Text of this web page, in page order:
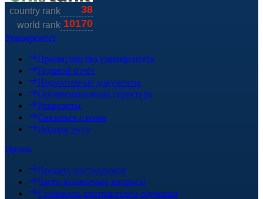
Университет
Преимущества университета
Годовой отчёт
Нормативные документы
Организационная структура
Реквизиты
Связаться с нами
Нордик путь
Прием
Процесс поступления
Часто задаваемые вопросы
Стоимость контрактного обучения